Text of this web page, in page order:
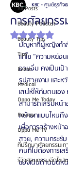
All Posts
Beauty Podcast
Beauty Tips
Tips
Event
Medical
Oppa Me Today
Review
Oppa Me TV
ที่ปรึกษาศัลยกรรมเก
รีวิวศัลยกรรมฉีดไขมั
การศัลยกร
KBC - ศูนย์ธุรกิจ
ได้รับ NaN เต็ม
ปัญหาที่ผู้หญิงกำลั
แก้ไข “ความหย่
อวบอิ่ม คงเป็นเป้
รูปสวยงาม และห
เสน่ห์ให้กับตนเอ
สามารถเสริมหน้
หน้าอกแบบไหนถึ
เพื่อการสร้างหน้
สวย, ความกระชั
คนที่ไม่ต้องการเ
ของเนินด้านบนห